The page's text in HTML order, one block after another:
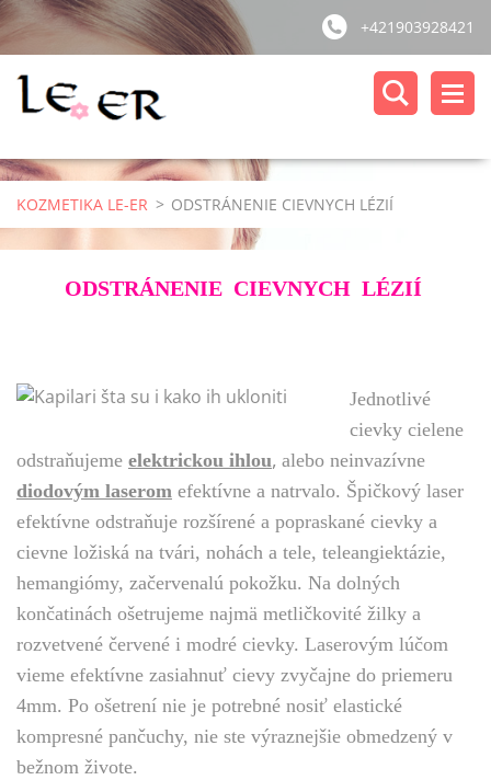
+421903928421
KOZMETIKA LE-ER > ODSTRÁNENIE CIEVNYCH LÉZIÍ
ODSTRÁNENIE CIEVNYCH LÉZIÍ
Jednotlivé
cievky cielene
odstraňujeme elektrickou ihlou, alebo neinvazívne
diodovým laserom efektívne a natrvalo. Špičkový laser
efektívne odstraňuje rozšírené a popraskané cievky a
cievne ložiská na tvári, nohách a tele, teleangiektázie,
hemangiómy, začervenalú pokožku. Na dolných
končatinách ošetrujeme najmä metličkovité žilky a
rozvetvené červené i modré cievky. Laserovým lúčom
vieme efektívne zasiahnuť cievy zvyčajne do priemeru
4mm. Po ošetrení nie je potrebné nosiť elastické
kompresné pančuchy, nie ste výraznejšie obmedzený v
bežnom živote.